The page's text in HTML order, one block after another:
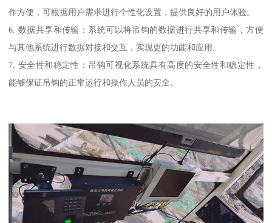
作方便，可根据用户需求进行个性化设置，提供良好的用户体验。
6. 数据共享和传输：系统可以将吊钩的数据进行共享和传输，方便
与其他系统进行数据对接和交互，实现更的功能和应用。
7. 安全性和稳定性：吊钩可视化系统具有高度的安全性和稳定性，
能够保证吊钩的正常运行和操作人员的安全。